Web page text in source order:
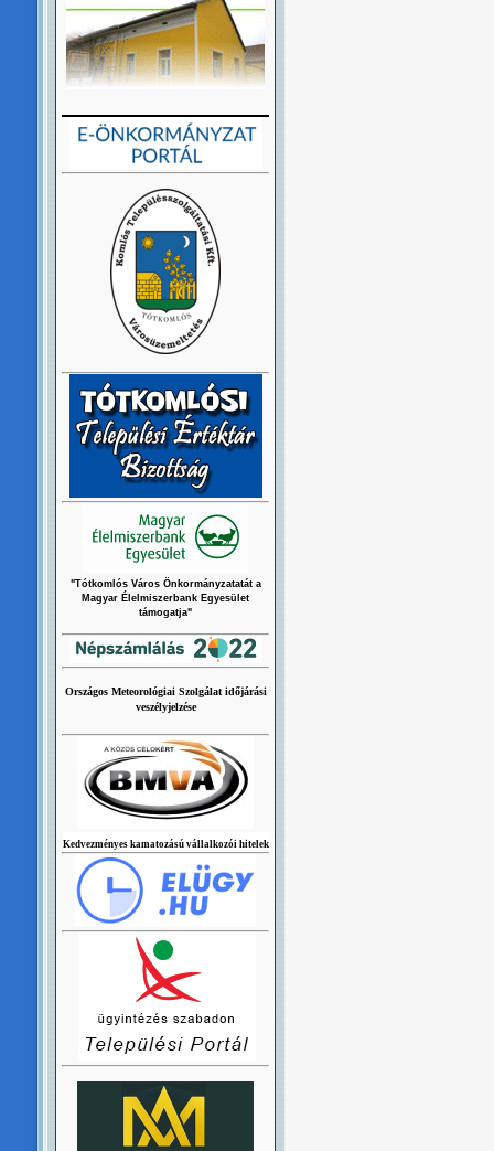
"Tótkomlós Város Önkormányzatatát a
Magyar Élelmiszerbank Egyesület
támogatja"
Országos Meteorológiai Szolgálat időjárási
veszélyjelzése
Kedvezményes kamatozású vállalkozói hitelek